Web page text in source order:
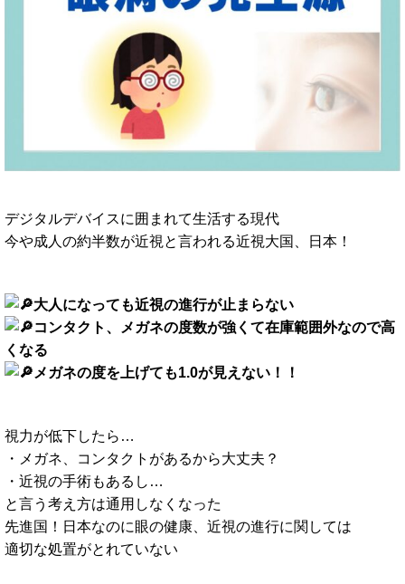
デジタルデバイスに囲まれて生活する現代
今や成人の約半数が近視と言われる近視大国、日本！
大人になっても近視の進行が止まらない
コンタクト、メガネの度数が強くて在庫範囲外なので高
くなる
メガネの度を上げても1.0が見えない！！
視力が低下したら…
・メガネ、コンタクトがあるから大丈夫？
・近視の手術もあるし…
と言う考え方は通用しなくなった
先進国！日本なのに眼の健康、近視の進行に関しては
適切な処置がとれていない